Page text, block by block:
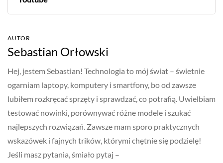
AUTOR
Sebastian Orłowski
Hej, jestem Sebastian! Technologia to mój świat – świetnie
ogarniam laptopy, komputery i smartfony, bo od zawsze
lubiłem rozkręcać sprzęty i sprawdzać, co potrafią. Uwielbiam
testować nowinki, porównywać różne modele i szukać
najlepszych rozwiązań. Zawsze mam sporo praktycznych
wskazówek i fajnych trików, którymi chętnie się podzielę!
Jeśli masz pytania, śmiało pytaj –